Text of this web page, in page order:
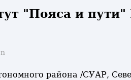
"Пояса и
района /СУАР,